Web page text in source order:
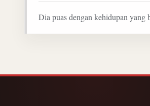
Dia puas dengan kehidupan yang